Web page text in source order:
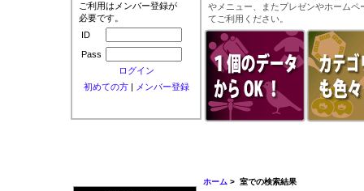
ご利用はメンバー登録が
必要です。
ID
Pass
ログイン
初めての方| メンバー登録
やメニュー、またプレゼンやホーム
てご利用ください。
ホーム > 室での検索結果